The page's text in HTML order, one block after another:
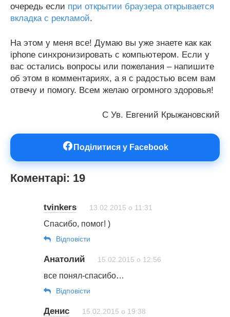
очередь если при открытии браузера открывается
вкладка с рекламой.
На этом у меня все! Думаю вы уже знаете как как
iphone синхронизировать с компьютером. Если у
вас остались вопросы или пожелания – напишите
об этом в комментариях, а я с радостью всем вам
отвечу и помогу. Всем желаю огромного здоровья!
С Ув. Евгений Крыжановский
Поділитися у Facebook
Коментарі: 19
tvinkers 13.02.2015 о 11:31
Спасибо, помог! )
Відповіcти
Анатолий 15.02.2015 о 12:56
все понял-спасибо…
Відповіcти
Денис 15.02.2015 о 19:38